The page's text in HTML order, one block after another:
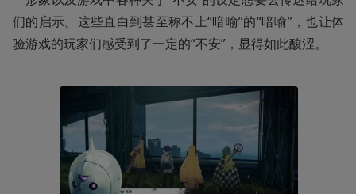
们的启示。这些直白到甚至称不上“暗喻”的“暗喻”，也让体
验游戏的玩家们感受到了一定的“不安”，显得如此酸涩。